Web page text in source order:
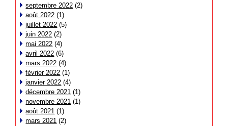
septembre 2022 (2)
août 2022 (1)
juillet 2022 (5)
juin 2022 (2)
mai 2022 (4)
avril 2022 (6)
mars 2022 (4)
février 2022 (1)
janvier 2022 (4)
décembre 2021 (1)
novembre 2021 (1)
août 2021 (1)
mars 2021 (2)